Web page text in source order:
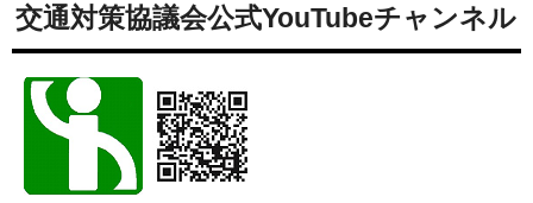
交通対策協議会公式YouTubeチャンネル